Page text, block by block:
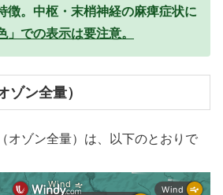
徴。中枢・末梢神経の麻痺症状に
」での表示は要注意。
ゾン全量）
オゾン全量）は、以下のとおりで